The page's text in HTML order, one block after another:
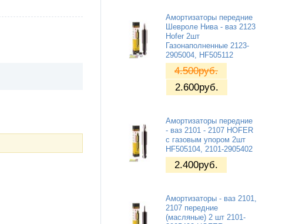
Амортизаторы передние
Шевроле Нива - ваз 2123
Hofer 2шт
Газонаполненные 2123-
2905004, HF505112
4.500руб.
2.600руб.
Амортизаторы передние
- ваз 2101 - 2107 HOFER
с газовым упором 2шт
HF505104, 2101-2905402
2.400руб.
Амортизаторы - ваз 2101,
2107 передние
(масляные) 2 шт 2101-